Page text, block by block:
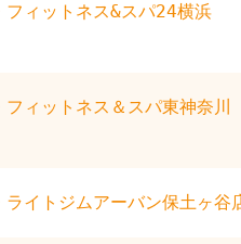
フィットネス&スパ24横浜
フィットネス＆スパ東神奈川
ライトジムアーバン保土ヶ谷